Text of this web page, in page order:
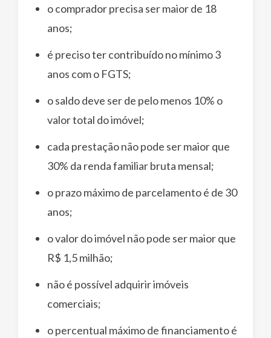
o comprador precisa ser maior de 18
anos;
é preciso ter contribuído no mínimo 3
anos com o FGTS;
o saldo deve ser de pelo menos 10% o
valor total do imóvel;
cada prestação não pode ser maior que
30% da renda familiar bruta mensal;
o prazo máximo de parcelamento é de 30
anos;
o valor do imóvel não pode ser maior que
R$ 1,5 milhão;
não é possível adquirir imóveis
comerciais;
o percentual máximo de financiamento é